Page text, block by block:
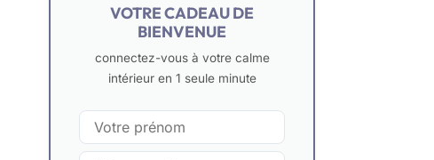
VOTRE CADEAU DE
BIENVENUE
connectez-vous à votre calme
intérieur en 1 seule minute